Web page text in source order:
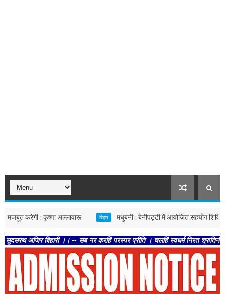
करेगी : कृष्णा अल्लावारू बिहार मधुबनी : बेनीपट्टी में आयोजित सहयोग शिविर में
बिहारी ।। -- सब नर करहिं परस्पर प्रीति । चलहिं स्वधर्म निरत श्रुतिनीति